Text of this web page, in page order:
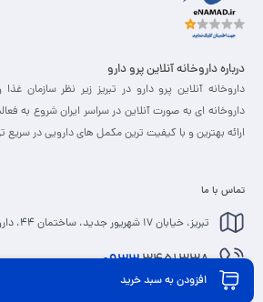
افزودن به سبد خرید
درباره داروخانه آنلاین پرو دارو
داروخانه آنلاین پرو دارو در تبریز زیر نظر سازمان
داروخانه ای به صورت آنلاین در سراسر ایران شروع به
ارائه بهترین و با کیفیت ترین مکمل های دارویی در
تماس با ما
تبریز، خیابان 17 شهریور جدید، ساختمان 44، داروخانه دکتر فرشید عبادی
09333451338
info@prodaru.ir